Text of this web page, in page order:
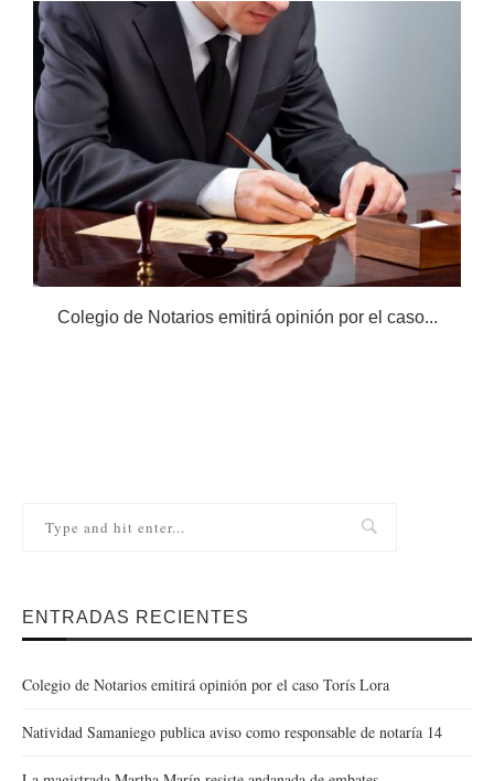
Colegio de Notarios emitirá opinión por el caso...
ENTRADAS RECIENTES
Colegio de Notarios emitirá opinión por el caso Torís Lora
Natividad Samaniego publica aviso como responsable de notaría 14